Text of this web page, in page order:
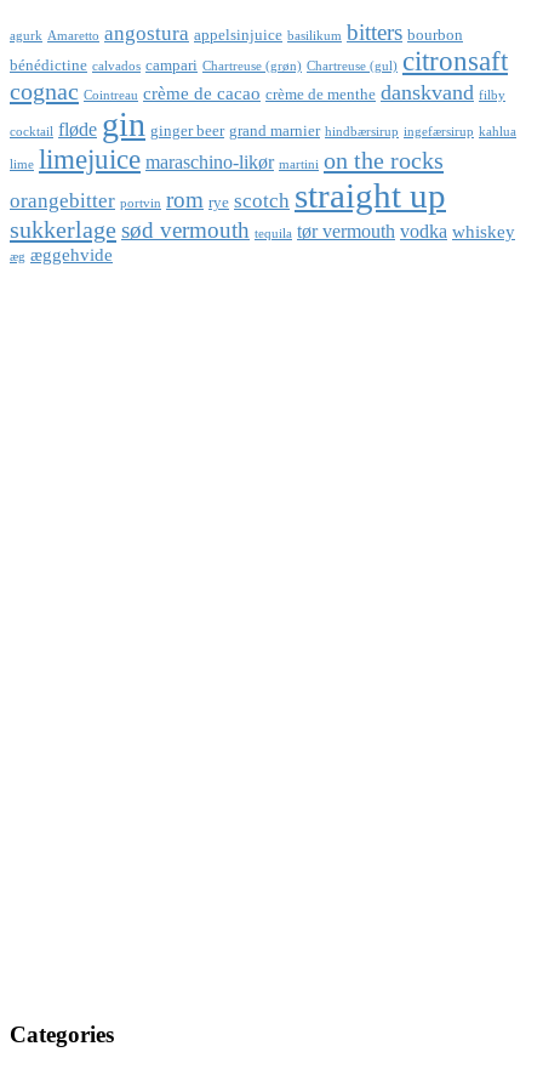
agurk Amaretto angostura appelsinjuice basilikum bitters bourbon
bénédictine calvados campari Chartreuse (grøn) Chartreuse (gul) citronsaft
cognac Cointreau crème de cacao crème de menthe danskvand filby
cocktail fløde gin ginger beer grand marnier hindbærsirup ingefærsirup kahlua
lime limejuice maraschino-likør martini on the rocks
orangebitter portvin rom rye scotch straight up
sukkerlagesød vermouth tequila tør vermouth vodka whiskey
æg æggehvide
Categories